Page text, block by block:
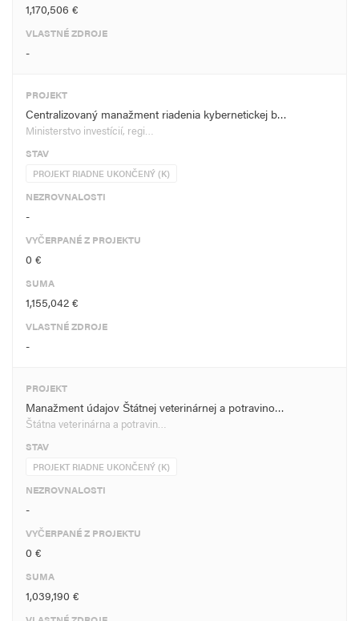
1,170,506 €
VLASTNÉ ZDROJE
-
PROJEKT
Centralizovaný manažment riadenia kybernetickej b…
Ministerstvo investícií, regi…
STAV
PROJEKT RIADNE UKONČENÝ (K)
NEZROVNALOSTI
-
VYČERPANÉ Z PROJEKTU
0 €
SUMA
1,155,042 €
VLASTNÉ ZDROJE
-
PROJEKT
Manažment údajov Štátnej veterinárnej a potravino…
Štátna veterinárna a potravin…
STAV
PROJEKT RIADNE UKONČENÝ (K)
NEZROVNALOSTI
-
VYČERPANÉ Z PROJEKTU
0 €
SUMA
1,039,190 €